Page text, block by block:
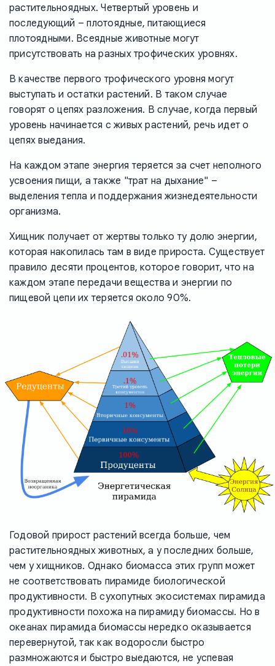
растительноядных. Четвертый уровень и
последующий – плотоядные, питающиеся
плотоядными. Всеядные животные могут
присутствовать на разных трофических уровнях.
В качестве первого трофического уровня могут
выступать и остатки растений. В таком случае
говорят о цепях разложения. В случае, когда первый
уровень начинается с живых растений, речь идет о
цепях выедания.
На каждом этапе энергия теряется за счет неполного
усвоения пищи, а также "трат на дыхание" –
выделения тепла и поддержания жизнедеятельности
организма.
Хищник получает от жертвы только ту долю энергии,
которая накопилась там в виде прироста. Существует
правило десяти процентов, которое говорит, что на
каждом этапе передачи вещества и энергии по
пищевой цепи их теряется около 90%.
Годовой прирост растений всегда больше, чем
растительноядных животных, а у последних больше,
чем у хищников. Однако биомасса этих групп может
не соответствовать пирамиде биологической
продуктивности. В сухопутных экосистемах пирамида
продуктивности похожа на пирамиду биомассы. Но в
океанах пирамида биомассы нередко оказывается
перевернутой, так как водоросли быстро
размножаются и быстро выедаются, не успевая